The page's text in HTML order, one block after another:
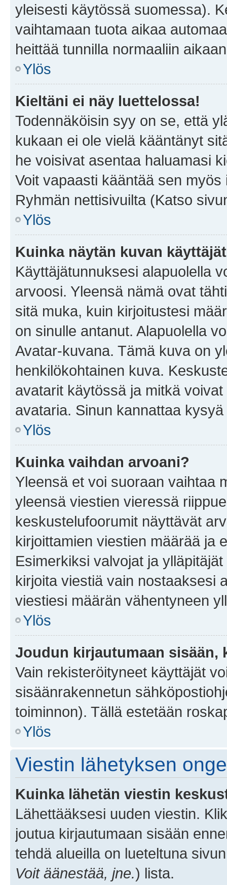
yleisesti käytössä suomessa).
vaihtamaan tuota aikaa
heittää tunnilla normaaliin
Ylös
Kieltäni ei näy luettelossa!
Todennäköisin syy on se, että
kukaan ei ole vielä kääntänyt
he voisivat asentaa haluamasi
Voit vapaasti kääntää sen
Ryhmän nettisivuilta (Katso
Ylös
Kuinka näytän kuvan
Käyttäjätunnuksesi alapuolella
arvoosi. Yleensä nämä ovat
sitä muka, kuin kirjoitustesi
on sinulle antanut. Alapuolella
Avatar-kuvana. Tämä kuva on
henkilökohtainen kuva.
avatarit käytössä ja mitkä
avataria. Sinun kannattaa
Ylös
Kuinka vaihdan arvoani?
Yleensä et voi suoraan vaihtaa
yleensä viestien vieressä
keskustelufoorumit näyttävät
kirjoittamien viestien määrää ja
Esimerkiksi valvojat ja
kirjoita viestiä vain nostaaksesi
viestiesi määrän vähentyneen
Ylös
Joudun kirjautumaan sisään,
Vain rekisteröityneet käyttäjät
sisäänrakennetun
toiminnon). Tällä estetään
Ylös
Viestin lähetyksen
Kuinka lähetän viestin
Lähettääksesi uuden viestin.
joutua kirjautumaan sisään
tehdä alueilla on lueteltuna
Voit äänestää, jne.) lista.